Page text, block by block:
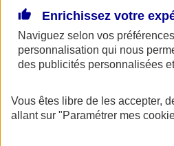
AXA
Enrichissez votre
Naviguez selon vos
personnalisation qui nous
des publicités personnalisées
Vous êtes libre de les accepter,
allant sur "Paramétrer mes